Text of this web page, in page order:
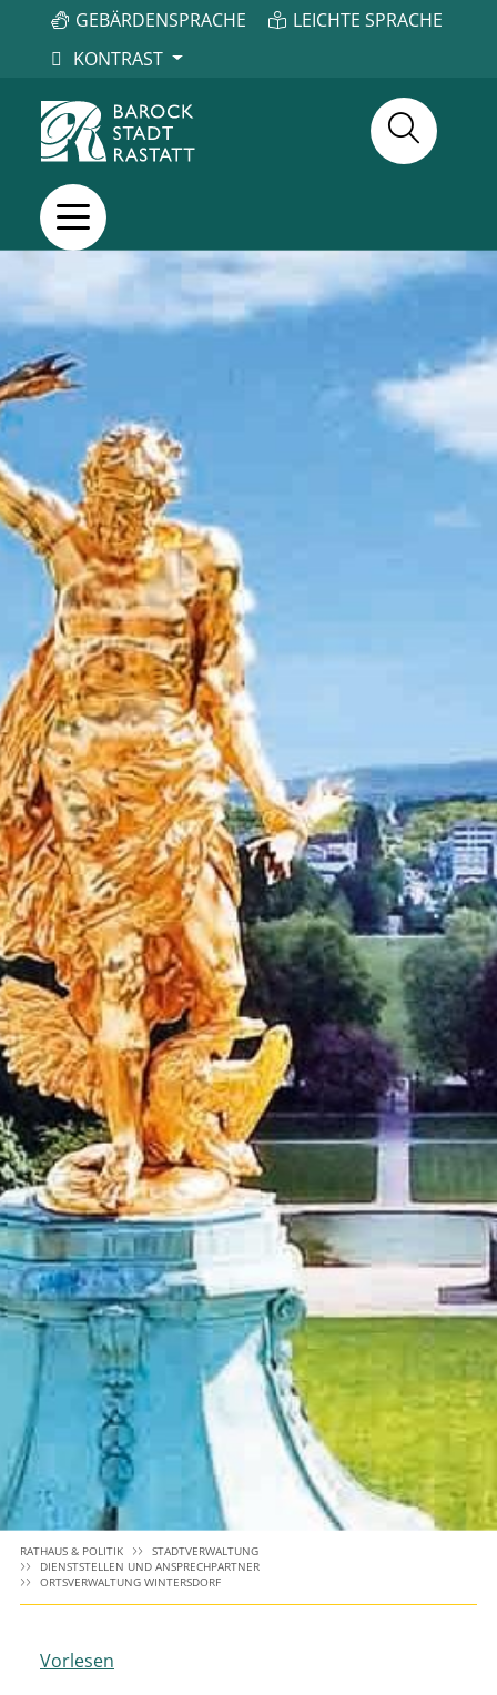
GEBÄRDENSPRACHE
LEICHTE SPRACHE
KONTRAST
RATHAUS & POLITIK
STADTVERWALTUNG
DIENSTSTELLEN UND ANSPRECHPARTNER
ORTSVERWALTUNG WINTERSDORF
Vorlesen